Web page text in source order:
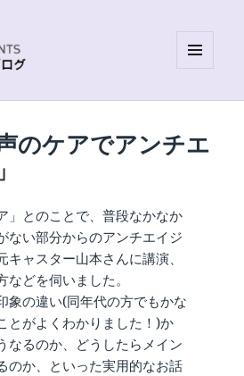
WIDGETS
のケアでアンチエ
」とのことで、普段なかなか
ない部分からのアンチエイジ
キャスター山本さんに講演、
どを伺いました。
象の違い(同年代の方でもかな
とがよくわかりました！)か
なるのか、どうしたらメイン
のか、といった実用的なお話